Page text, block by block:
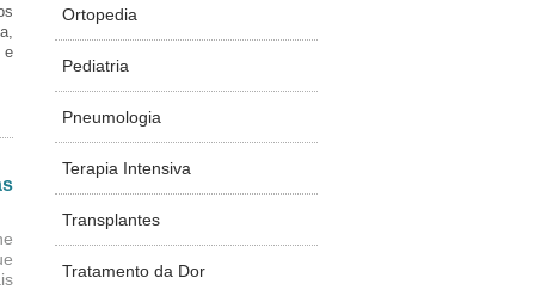
e
Ortopedia
Pediatria
Pneumologia
Terapia Intensiva
Transplantes
Tratamento da Dor